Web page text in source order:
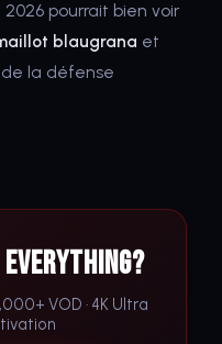
pourrait bien voir
blaugrana et
la défense
VOD · 4K Ultra